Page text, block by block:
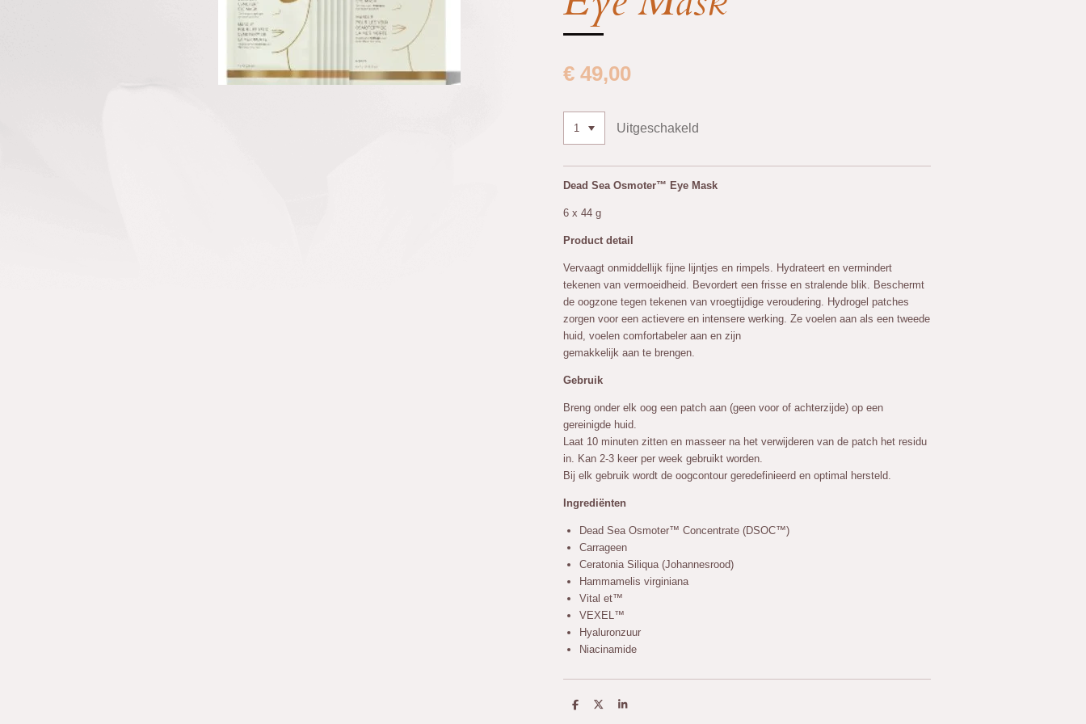
€ 49,00
Uitgeschakeld
Dead Sea Osmoter™ Eye Mask
6 x 44 g
Product detail
Vervaagt onmiddellijk fijne lijntjes en rimpels. Hydrateert en vermindert
tekenen van vermoeidheid. Bevordert een frisse en stralende blik. Beschermt
de oogzone tegen tekenen van vroegtijdige veroudering. Hydrogel patches
zorgen voor een actievere en intensere werking. Ze voelen aan als een tweede
huid, voelen comfortabeler aan en zijn
gemakkelijk aan te brengen.
Gebruik
Breng onder elk oog een patch aan (geen voor of achterzijde) op een
gereinigde huid.
Laat 10 minuten zitten en masseer na het verwijderen van de patch het residu
in. Kan 2-3 keer per week gebruikt worden.
Bij elk gebruik wordt de oogcontour geredefinieerd en optimal hersteld.
Ingrediënten
Dead Sea Osmoter™ Concentrate (DSOC™)
Carrageen
Ceratonia Siliqua (Johannesrood)
Hammamelis virginiana
Vital et™
VEXEL™
Hyaluronzuur
Niacinamide
D
D
S